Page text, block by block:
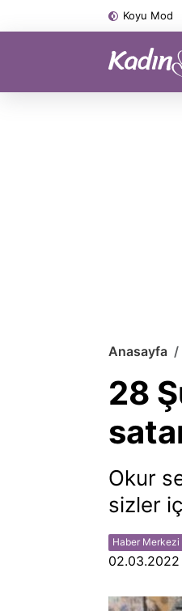
Koyu Mod
Anasayfa
28
Okur
sizler
Haber Merkezi